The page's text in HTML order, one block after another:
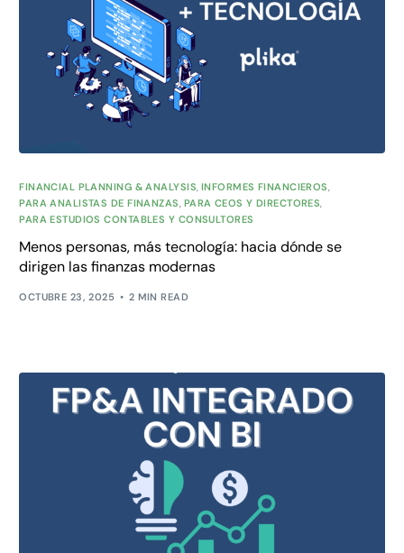
FINANCIAL PLANNING & ANALYSIS, INFORMES FINANCIEROS,
PARA ANALISTAS DE FINANZAS, PARA CEOS Y DIRECTORES,
PARA ESTUDIOS CONTABLES Y CONSULTORES
Menos personas, más tecnología: hacia dónde se
dirigen las finanzas modernas
OCTUBRE 23, 2025 2 MIN READ